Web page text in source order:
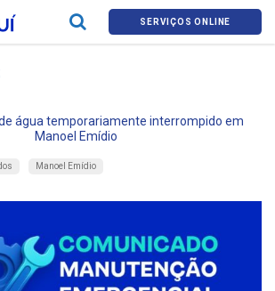
SERVIÇOS ONLINE
água temporariamente interrompido em
Manoel Emídio
Manoel Emídio